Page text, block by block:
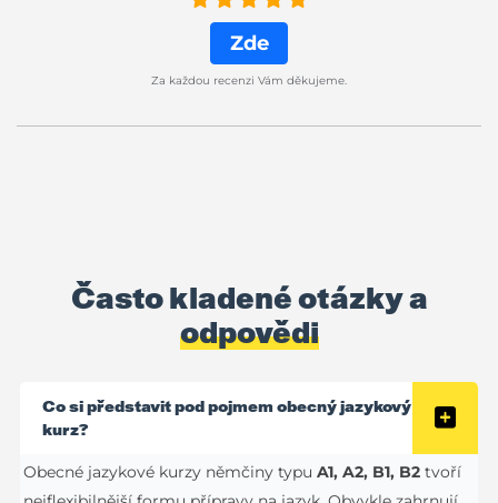
Zde
Za každou recenzi Vám děkujeme.
Často kladené otázky a
odpovědi
Co si představit pod pojmem obecný jazykový
kurz?
Obecné jazykové kurzy němčiny typuA1, A2, B1, B2 tvoří